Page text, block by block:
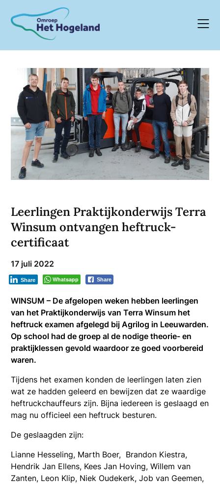
content
Leerlingen Praktijkonderwijs Terra
Winsum ontvangen heftruck-
certificaat
17 juli 2022
Whatsapp Share
Share
WINSUM – De afgelopen weken hebben leerlingen
van het Praktijkonderwijs van Terra Winsum het
heftruck examen afgelegd bij Agrilog in Leeuwarden.
Op school had de groep al de nodige theorie- en
praktijklessen gevold waardoor ze goed voorbereid
waren.
Tijdens het examen konden de leerlingen laten zien
wat ze hadden geleerd en bewijzen dat ze waardige
heftruckchauffeurs zijn. Bijna iedereen is geslaagd en
mag nu officieel een heftruck besturen.
De geslaagden zijn:
Lianne Hesseling, Marth Boer, Brandon Kiestra,
Hendrik Jan Ellens, Kees Jan Hoving, Willem van
Zanten, Leon Klip, Niek Oudekerk, Job van Geemen,